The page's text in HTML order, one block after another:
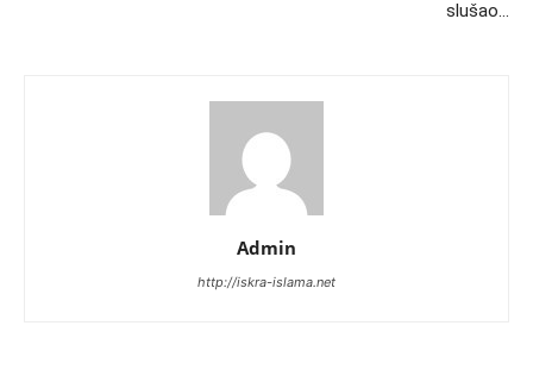
slušao…
Admin
http://iskra-islama.net